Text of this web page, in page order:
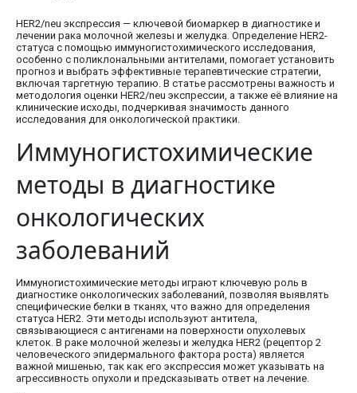
HER2/neu экспрессия — ключевой биомаркер в диагностике и
лечении рака молочной железы и желудка. Определение HER2-
статуса с помощью иммуногистохимического исследования,
особенно с поликлональными антителами, помогает установить
прогноз и выбрать эффективные терапевтические стратегии,
включая таргетную терапию. В статье рассмотрены важность и
методология оценки HER2/neu экспрессии, а также её влияние на
клинические исходы, подчеркивая значимость данного
исследования для онкологической практики.
Иммуногистохимические
методы в диагностике
онкологических
заболеваний
Иммуногистохимические методы играют ключевую роль в
диагностике онкологических заболеваний, позволяя выявлять
специфические белки в тканях, что важно для определения
статуса HER2. Эти методы используют антитела,
связывающиеся с антигенами на поверхности опухолевых
клеток. В раке молочной железы и желудка HER2 (рецептор 2
человеческого эпидермального фактора роста) является
важной мишенью, так как его экспрессия может указывать на
агрессивность опухоли и предсказывать ответ на лечение.